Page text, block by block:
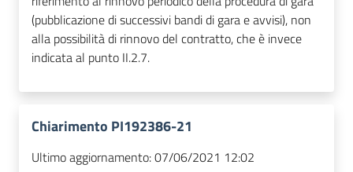
(pubblicazione di successivi bandi di gara e avvisi), non
alla possibilità di rinnovo del contratto, che è invece
indicata al punto II.2.7.
Chiarimento PI192386-21
Ultimo aggiornamento:07/06/2021 12:02